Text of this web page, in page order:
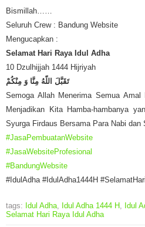
Bismillah……
Seluruh Crew : Bandung Website
Mengucapkan :
Selamat Hari Raya Idul Adha
10 Dzulhijjah 1444 Hijriyah
تَقَبَّلَ اللّهُ مِنَّا وَ مِنْكُمْ
Semoga Allah Menerima Semua
Menjadikan Kita Hamba-hambanya
Syurga Firdaus Bersama Para Nabi
#JasaPembuatanWebsite
#JasaWebsiteProfesional
#BandungWebsite
#IdulAdha #IdulAdha1444H
tags: Idul Adha, Idul Adha 1444 H, Idul
Selamat Hari Raya Idul Adha